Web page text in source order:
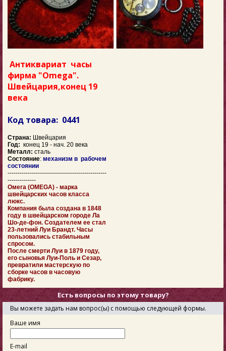
Антиквариат часы
фирма "Omega".
Швейцария,конец 19
века
Код товара: 0441
Страна: Швейцария
Год: конец 19 - нач. 20 века
Металл: сталь
Состояние: механизм в рабочем
состоянии
-------------------------------------------------
--------------
Омега (OMEGA) - марка
швейцарских часов класса
люкс.
Компания была создана в 1848
году в швейцарском городе Ла
Шо-де-фон. Создателем ее стал
23-летний Луи Брандт. Часы
пользовались стабильным
спросом.
После смерти Луи в 1879 году,
его сыновья Луи-Поль и Сезар,
превратили мастерскую по
сборке часов в часовую
фабрику.
Есть вопросы по этому товару?
Вы можете задать нам вопрос(ы) с помощью следующей формы.
Ваше имя
E-mail